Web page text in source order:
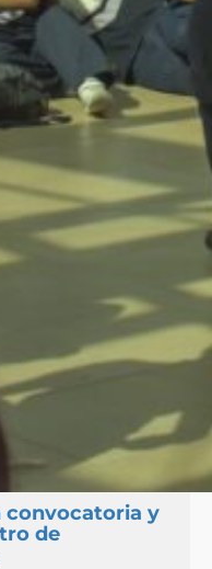
convocatoria y
de